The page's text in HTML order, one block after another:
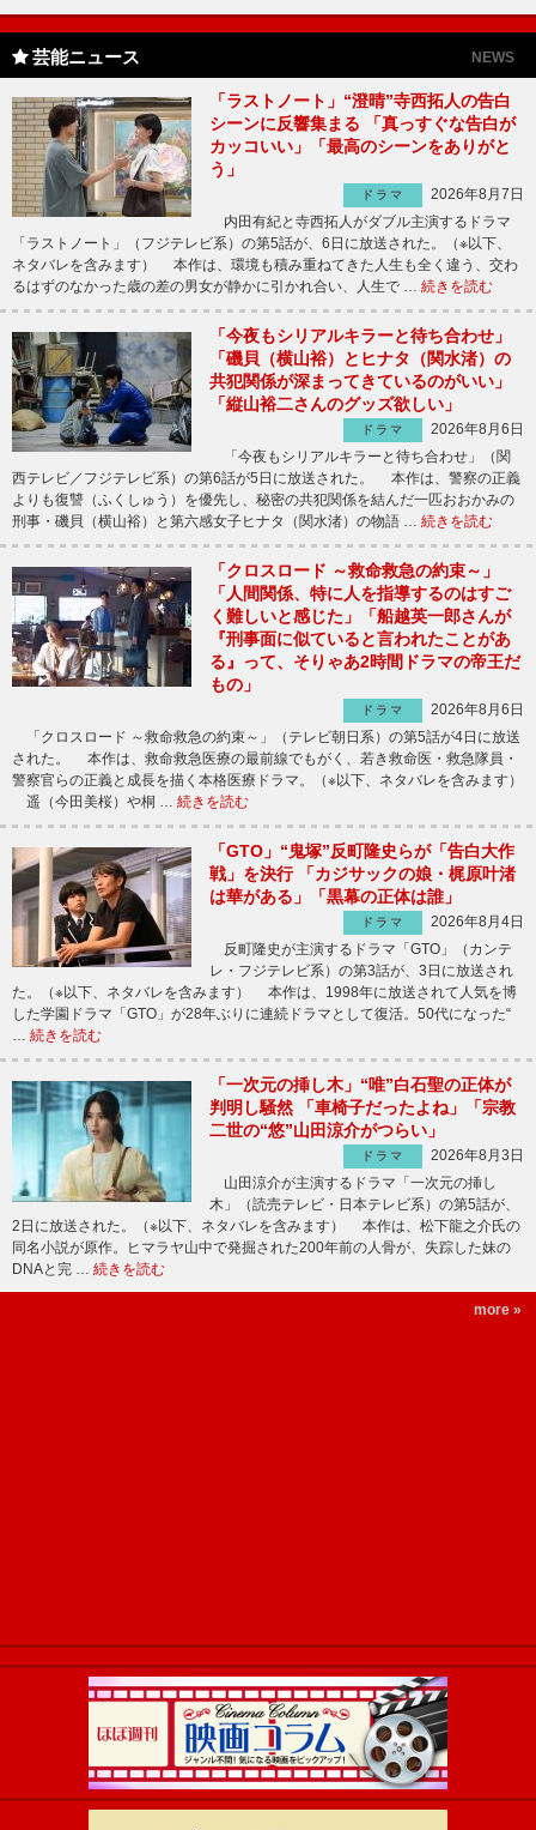
芸能ニュース NEWS
「ラストノート」“澄晴”寺西拓人の告白
シーンに反響集まる 「真っすぐな告白が
カッコいい」「最高のシーンをありがと
う」
ドラマ
2026年8月7日
内田有紀と寺西拓人がダブル主演するドラマ
「ラストノート」（フジテレビ系）の第5話が、6日に放送された。（※以下、
ネタバレを含みます） 本作は、環境も積み重ねてきた人生も全く違う、交わ
るはずのなかった歳の差の男女が静かに引かれ合い、人生で … 続きを読む
「今夜もシリアルキラーと待ち合わせ」
「磯貝（横山裕）とヒナタ（関水渚）の
共犯関係が深まってきているのがいい」
「縦山裕二さんのグッズ欲しい」
ドラマ
2026年8月6日
「今夜もシリアルキラーと待ち合わせ」（関
西テレビ／フジテレビ系）の第6話が5日に放送された。 本作は、警察の正義
よりも復讐（ふくしゅう）を優先し、秘密の共犯関係を結んだ一匹おおかみの
刑事・磯貝（横山裕）と第六感女子ヒナタ（関水渚）の物語 … 続きを読む
「クロスロード ～救命救急の約束～」
「人間関係、特に人を指導するのはすご
く難しいと感じた」「船越英一郎さんが
『刑事面に似ていると言われたことがあ
る』って、そりゃあ2時間ドラマの帝王だ
もの」
ドラマ
2026年8月6日
「クロスロード ～救命救急の約束～」（テレビ朝日系）の第5話が4日に放送
された。 本作は、救命救急医療の最前線でもがく、若き救命医・救急隊員・
警察官らの正義と成長を描く本格医療ドラマ。（※以下、ネタバレを含みます）
遥（今田美桜）や桐 … 続きを読む
「GTO」“鬼塚”反町隆史らが「告白大作
戦」を決行 「カジサックの娘・梶原叶渚
は華がある」「黒幕の正体は誰」
ドラマ
2026年8月4日
反町隆史が主演するドラマ「GTO」（カンテ
レ・フジテレビ系）の第3話が、3日に放送され
た。（※以下、ネタバレを含みます） 本作は、1998年に放送されて人気を博
した学園ドラマ「GTO」が28年ぶりに連続ドラマとして復活。50代になった“
続きを読む
「一次元の挿し木」“唯”白石聖の正体が
判明し騒然 「車椅子だったよね」「宗教
二世の“悠”山田涼介がつらい」
ドラマ
2026年8月3日
山田涼介が主演するドラマ「一次元の挿し
木」（読売テレビ・日本テレビ系）の第5話が、
2日に放送された。（※以下、ネタバレを含みます） 本作は、松下龍之介氏の
同名小説が原作。ヒマラヤ山中で発掘された200年前の人骨が、失踪した妹の
DNAと完 … 続きを読む
more »